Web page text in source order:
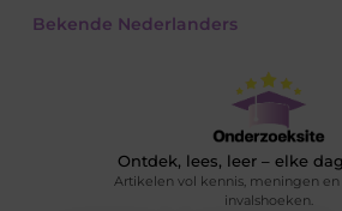
Bekende Nederlanders
Ontdek, lees, leer – elke
Artikelen vol kennis, meningen en
invalshoeken.